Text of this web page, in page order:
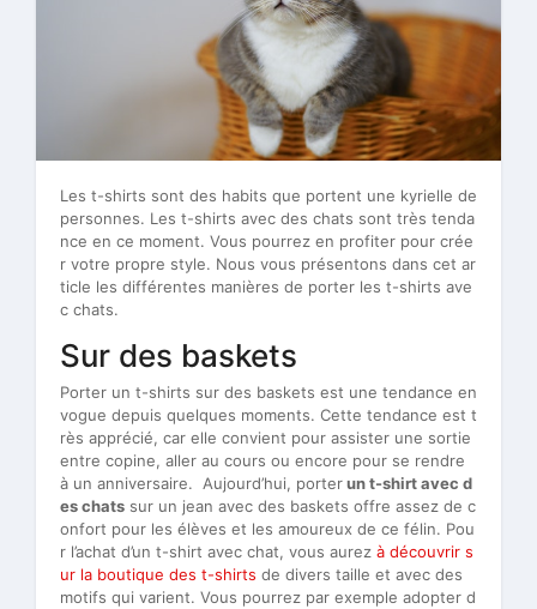
Les t-shirts sont des habits que portent une kyrielle de
personnes. Les t-shirts avec des chats sont très tenda
nce en ce moment. Vous pourrez en profiter pour crée
r votre propre style. Nous vous présentons dans cet ar
ticle les différentes manières de porter les t-shirts ave
c chats.
Sur des baskets
Porter un t-shirts sur des baskets est une tendance en
vogue depuis quelques moments. Cette tendance est t
rès apprécié, car elle convient pour assister une sortie
entre copine, aller au cours ou encore pour se rendre
à un anniversaire. Aujourd’hui, porterun t-shirt avec d
es chats sur un jean avec des baskets offre assez de c
onfort pour les élèves et les amoureux de ce félin. Pou
r l’achat d’un t-shirt avec chat, vous aurez à découvrir s
ur la boutique des t-shirts de divers taille et avec des
motifs qui varient. Vous pourrez par exemple adopter d